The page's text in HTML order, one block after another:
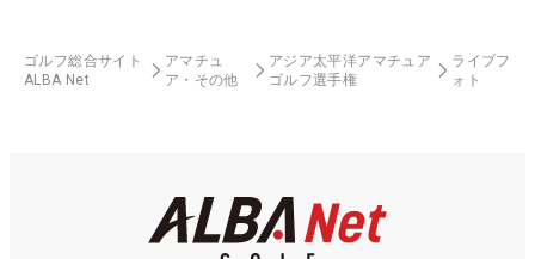
ゴルフ総合サイト
ALBA Net
アマチュ
ア・その他
アジア太平洋アマチュア
ゴルフ選手権
ライブフ
ォト